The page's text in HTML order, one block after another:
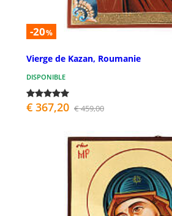
-20%
Vierge de Kazan, Roumanie
DISPONIBLE
€ 367,20 € 459,00